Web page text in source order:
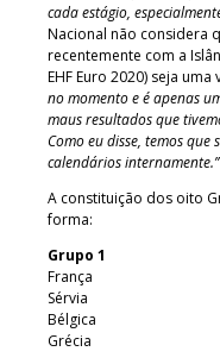
cada estágio,
Nacional não considera
recentemente com a
EHF Euro 2020) seja
no momento e é apenas
maus resultados que
Como eu disse, temos
calendários internamente.”
A constituição dos oito
forma:
Grupo 1
França
Sérvia
Bélgica
Grécia